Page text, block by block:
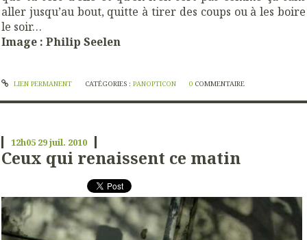
aller jusqu’au bout, quitte à tirer des coups ou à les boire
le soir…
Image : Philip Seelen
LIEN PERMANENT CATÉGORIES : PANOPTICON 0 COMMENTAIRE
12h05 29juil. 2010
Ceux qui renaissent ce matin